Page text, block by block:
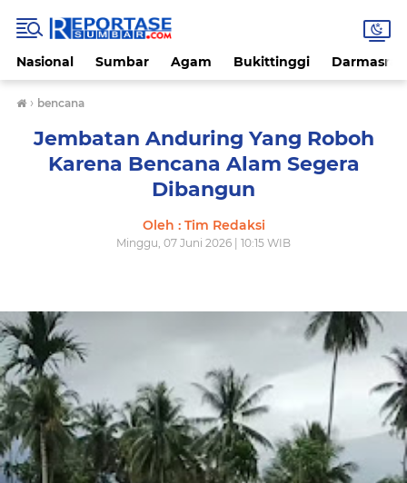
Nasional Sumbar Agam Bukittinggi
› bencana
Jembatan Anduring Yang Roboh
Karena Bencana Alam Segera
Dibangun
Oleh : Tim Redaksi
Minggu, 07 Juni 2026 | 10:15 WIB